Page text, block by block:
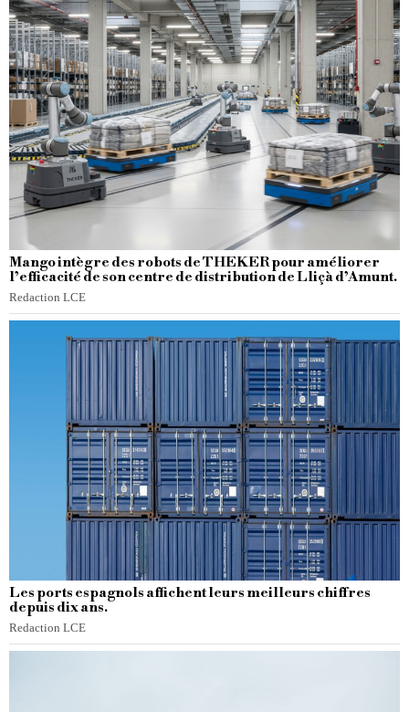
Mango intègre des robots de THEKER pour améliorer
l’efficacité de son centre de distribution de Lliçà d’Amunt.
Redaction LCE
Les ports espagnols affichent leurs meilleurs chiffres
depuis dix ans.
Redaction LCE